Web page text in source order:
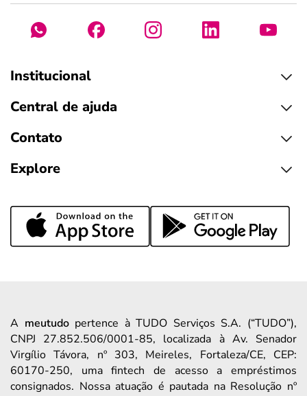
Institucional
Central de ajuda
Contato
Explore
A meutudopertence à TUDO Serviços S.A. (“TUDO”),
CNPJ 27.852.506/0001-85, localizada à Av. Senador
Virgílio Távora, nº 303, Meireles, Fortaleza/CE, CEP:
60170-250, uma fintech de acesso a empréstimos
consignados. Nossa atuação é pautada na Resolução nº